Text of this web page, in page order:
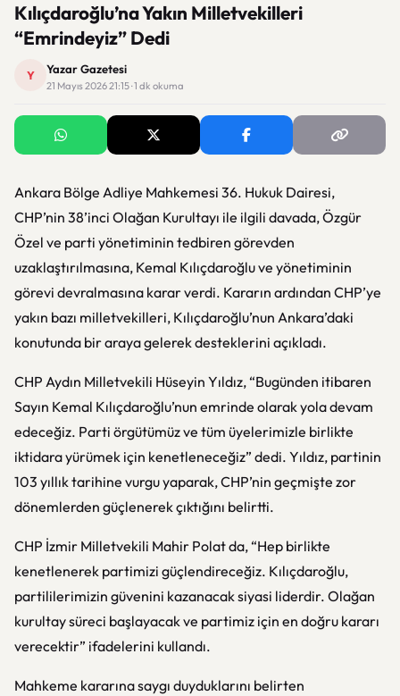
Kılıçdaroğlu’na Yakın Milletvekilleri
“Emrindeyiz” Dedi
Y Yazar Gazetesi
21 Mayıs 2026 21:15 · 1 dk okuma
Ankara Bölge Adliye Mahkemesi 36. Hukuk Dairesi,
CHP’nin 38’inci Olağan Kurultayı ile ilgili davada, Özgür
Özel ve parti yönetiminin tedbiren görevden
uzaklaştırılmasına, Kemal Kılıçdaroğlu ve yönetiminin
görevi devralmasına karar verdi. Kararın ardından CHP’ye
yakın bazı milletvekilleri, Kılıçdaroğlu’nun Ankara’daki
konutunda bir araya gelerek desteklerini açıkladı.
CHP Aydın Milletvekili Hüseyin Yıldız, “Bugünden itibaren
Sayın Kemal Kılıçdaroğlu’nun emrinde olarak yola devam
edeceğiz. Parti örgütümüz ve tüm üyelerimizle birlikte
iktidara yürümek için kenetleneceğiz” dedi. Yıldız, partinin
103 yıllık tarihine vurgu yaparak, CHP’nin geçmişte zor
dönemlerden güçlenerek çıktığını belirtti.
CHP İzmir Milletvekili Mahir Polat da, “Hep birlikte
kenetlenerek partimizi güçlendireceğiz. Kılıçdaroğlu,
partililerimizin güvenini kazanacak siyasi liderdir. Olağan
kurultay süreci başlayacak ve partimiz için en doğru kararı
verecektir” ifadelerini kullandı.
Mahkeme kararına saygı duyduklarını belirten